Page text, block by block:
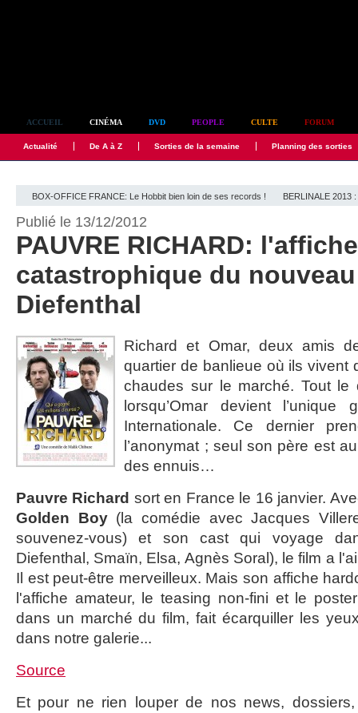
ACCUEIL CINÉMA DVD PEOPLE CULTE FORUM
Actualité De A à Z Sorties de la semaine Planning des sorties
BOX-OFFICE FRANCE: Le Hobbit bien loin de ses records ! BERLINALE 2013
Publié le 13/12/2012
PAUVRE RICHARD: l'affiche
catastrophique du
Diefenthal
Richard et Omar, deux amis
quartier de banlieue où ils vivent
chaudes sur le marché. Tout le
lorsqu’Omar devient
Internationale. Ce dernier
l’anonymat ; seul son père est
des ennuis…
Pauvre Richard sort en France le 16 janvier.
Golden Boy(la comédie avec Jacques
souvenez-vous) et son cast qui voyage
Diefenthal, Smaïn, Elsa, Agnès Soral), le film a
Il est peut-être merveilleux. Mais son affiche
l'affiche amateur, le teasing non-fini et le
dans un marché du film, fait écarquiller les
dans notre galerie...
Source
Et pour ne rien louper de nos news,